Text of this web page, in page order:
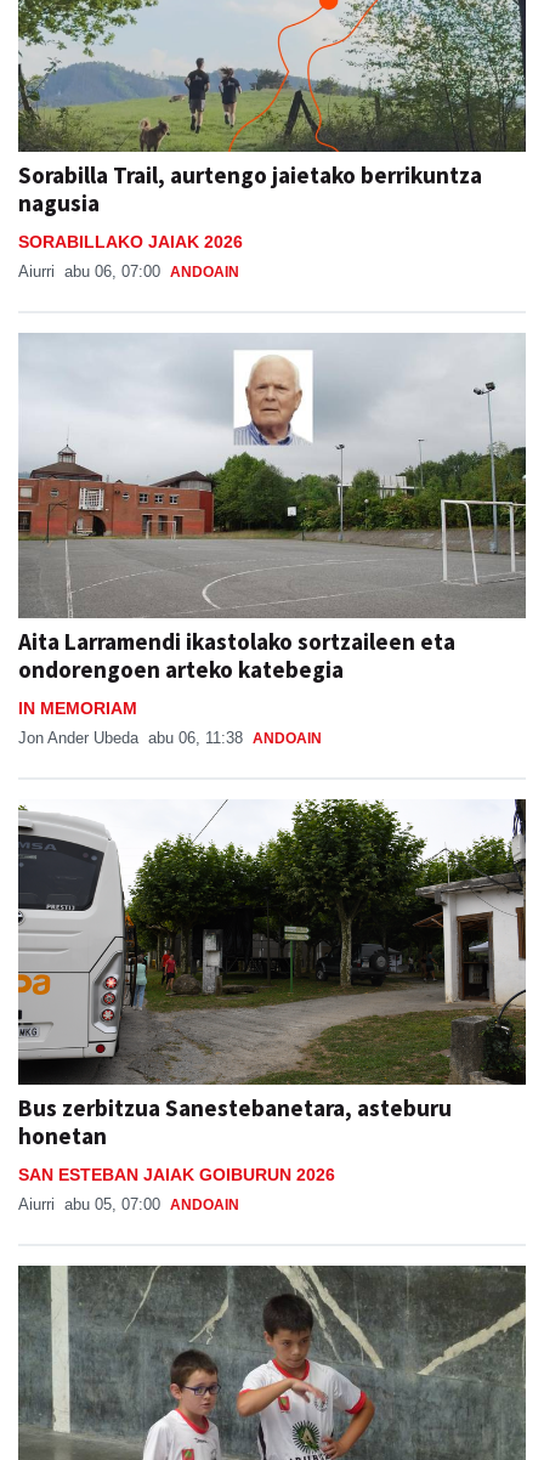
Sorabilla Trail, aurtengo jaietako berrikuntza
nagusia
SORABILLAKO JAIAK 2026
Aiurri abu 06, 07:00 ANDOAIN
Aita Larramendi ikastolako sortzaileen eta
ondorengoen arteko katebegia
IN MEMORIAM
Jon Ander Ubeda abu 06, 11:38 ANDOAIN
Bus zerbitzua Sanestebanetara, asteburu
honetan
SAN ESTEBAN JAIAK GOIBURUN 2026
Aiurri abu 05, 07:00 ANDOAIN